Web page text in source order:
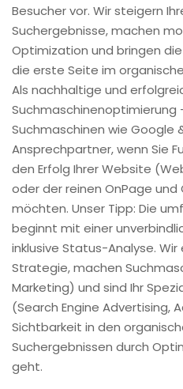
Besucher vor. Wir steigern
Suchergebnisse, machen
Optimization und bringen
die erste Seite im
Als nachhaltige und
Suchmaschinenoptimierung
Suchmaschinen wie Google
Ansprechpartner, wenn Sie
den Erfolg Ihrer Website
oder der reinen OnPage und
möchten. Unser Tipp: Die
beginnt mit einer
inklusive Status-Analyse. Wir
Strategie, machen
Marketing) und sind Ihr
(Search Engine Advertising,
Sichtbarkeit in den
Suchergebnissen durch
geht.